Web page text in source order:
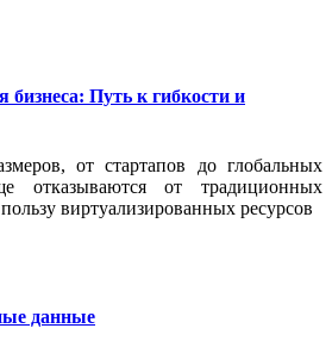
Путь к гибкости и
от стартапов до глобальных
отказываются от традиционных
виртуализированных ресурсов
данные